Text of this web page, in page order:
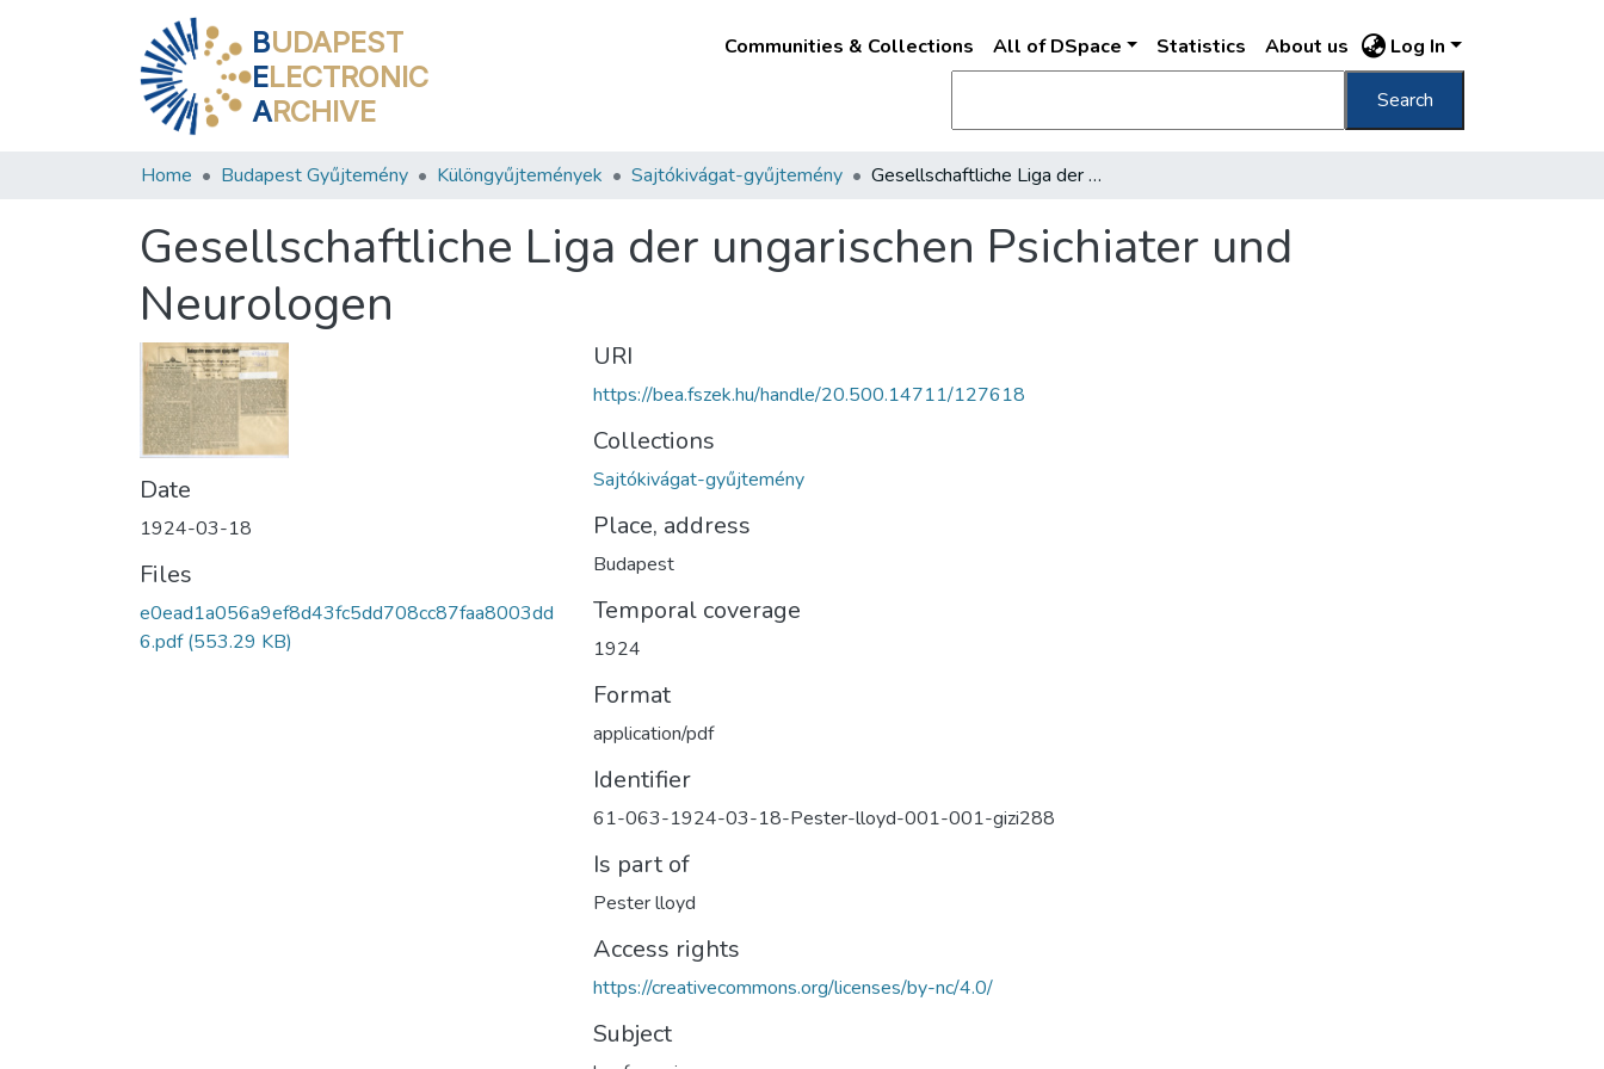
BUDAPEST
ELECTRONIC
ARCHIVE
Communities & Collections All of DSpace Statistics About us Log In
Search
Home Budapest Gyűjtemény Különgyűjtemények Sajtókivágat-gyűjtemény Gesellschaftliche Liga der ungarischen Psichiater und Neurologen
Gesellschaftliche Liga der ungarischen Psichiater und
Neurologen
Date
1924-03-18
Files
e0ead1a056a9ef8d43fc5dd708cc87faa8003dd
6.pdf(553.29 KB)
URI
https://bea.fszek.hu/handle/20.500.14711/127618
Collections
Sajtókivágat-gyűjtemény
Place, address
Budapest
Temporal coverage
1924
Format
application/pdf
Identifier
61-063-1924-03-18-Pester-lloyd-001-001-gizi288
Is part of
Pester lloyd
Access rights
https://creativecommons.org/licenses/by-nc/4.0/
Subject